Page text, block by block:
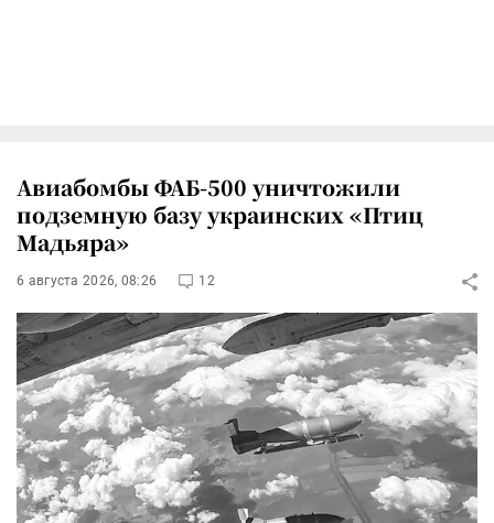
Авиабомбы ФАБ-500 уничтожили
подземную базу украинских «Птиц
Мадьяра»
6 августа 2026, 08:26 12